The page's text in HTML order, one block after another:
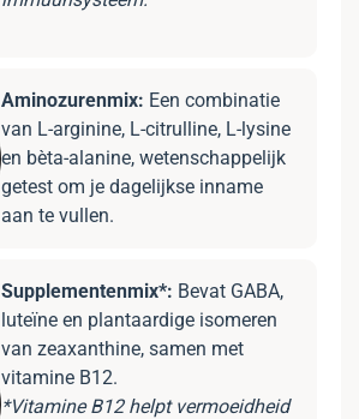
Aminozurenmix: Een combinatie
van L-arginine, L-citrulline, L-lysine
en bèta-alanine, wetenschappelijk
getest om je dagelijkse inname
aan te vullen.
Supplementenmix*: Bevat GABA,
luteïne en plantaardige isomeren
van zeaxanthine, samen met
vitamine B12.
*Vitamine B12 helpt vermoeidheid